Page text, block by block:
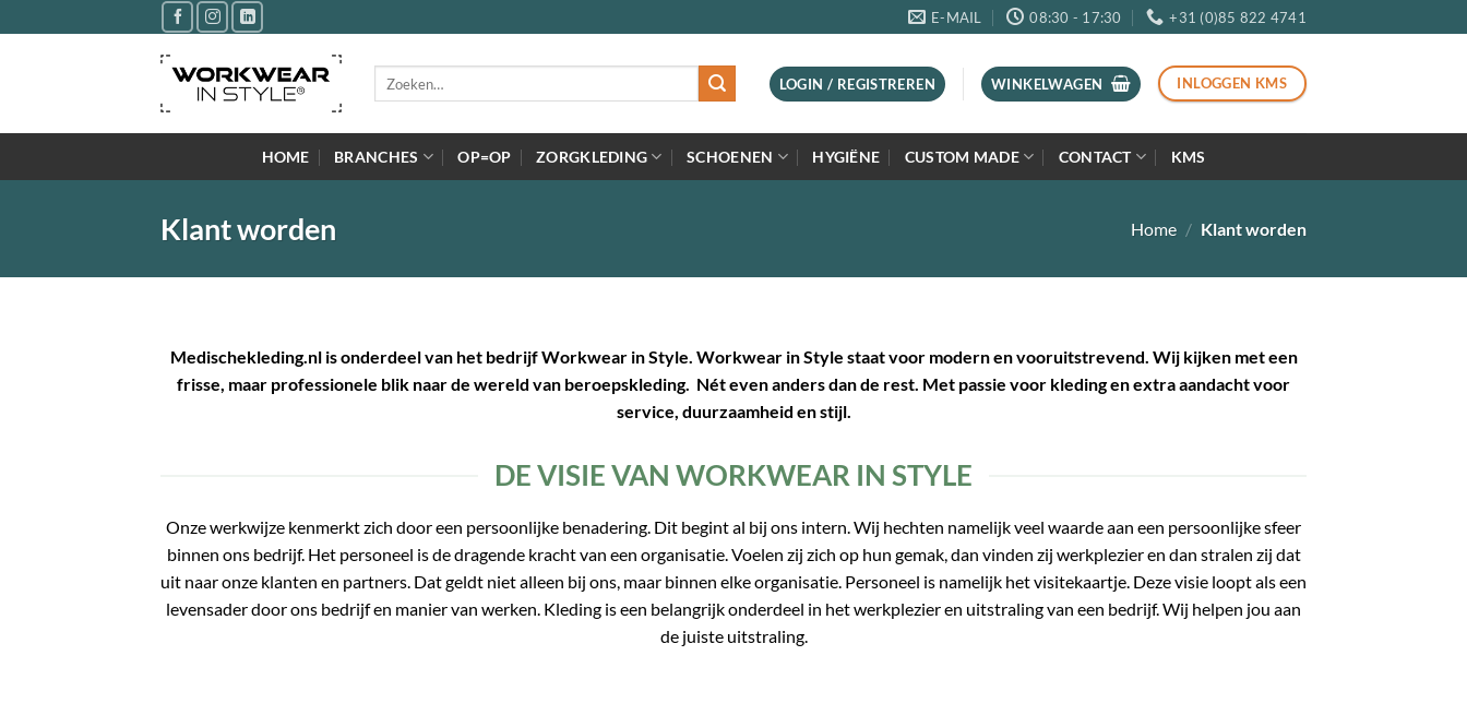
naar
E-MAIL 08:30 - 17:30 +31 (0)85 822 4741
LOGIN / REGISTREREN WINKELWAGEN INLOGGEN KMS
HOME BRANCHES OP=OP ZORGKLEDING SCHOENEN HYGIËNE CUSTOM MADE CONTACT KMS
Klant worden Home / Klant worden
Medischekleding.nl is onderdeel van het bedrijf Workwear in Style. Workwear in Style staat voor modern en vooruitstrevend. Wij kijken met een
frisse, maar professionele blik naar de wereld van beroepskleding. Nét even anders dan de rest. Met passie voor kleding en extra aandacht voor
service, duurzaamheid en stijl.
DE VISIE VAN WORKWEAR IN STYLE
Onze werkwijze kenmerkt zich door een persoonlijke benadering. Dit begint al bij ons intern. Wij hechten namelijk veel waarde aan een persoonlijke sfeer
binnen ons bedrijf. Het personeel is de dragende kracht van een organisatie. Voelen zij zich op hun gemak, dan vinden zij werkplezier en dan stralen zij dat
uit naar onze klanten en partners. Dat geldt niet alleen bij ons, maar binnen elke organisatie. Personeel is namelijk het visitekaartje. Deze visie loopt als een
levensader door ons bedrijf en manier van werken. Kleding is een belangrijk onderdeel in het werkplezier en uitstraling van een bedrijf. Wij helpen jou aan
de juiste uitstraling.